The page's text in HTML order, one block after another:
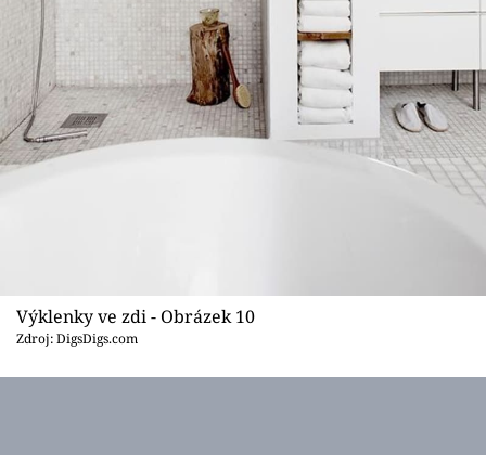
Výklenky ve zdi - Obrázek 10
Zdroj: DigsDigs.com